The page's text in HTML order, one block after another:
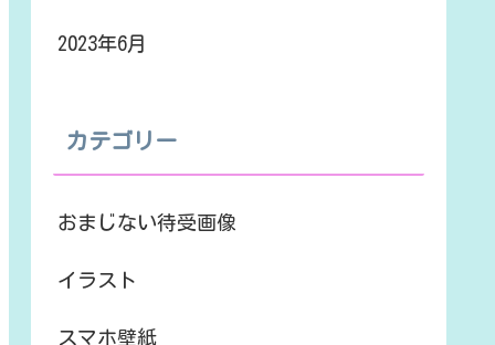
2023年6月
カテゴリー
おまじない待受画像
イラスト
スマホ壁紙